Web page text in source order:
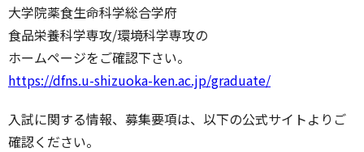
大学院薬食生命科学総合学府
食品栄養科学専攻/環境科学専攻の
ホームページをご確認下さい。
https://dfns.u-shizuoka-ken.ac.jp/graduate/
入試に関する情報、募集要項は、以下の公式サイトよりご
確認ください。